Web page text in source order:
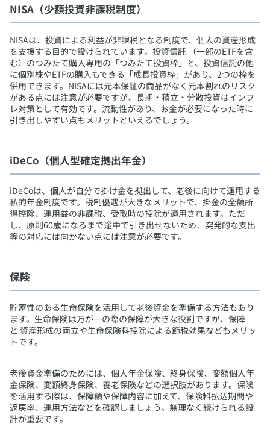
​NISA（少額投資非課税制度）
​NISAは、投資による利益が非課税となる制度で、個人の資産形成
を支援する目的で設けられています。投資信託 （一部のETFを含
む）のつみたて購入専用の「つみたて投資枠」と、投資信託の他
に個別株やETFの購入もできる「成長投資枠」があり、2つの枠を
併用できます。NISAには元本保証の商品がなく元本割れのリスク
がある点には注意が必要ですが、長期・積立・分散投資はインフ
レ対策として有効です。流動性があり、お金が必要になった時に
引き出しやすい点もメリットといえるでしょう。
​iDeCo（個人型確定拠出年金）
​iDeCoは、個人が自分で掛け金を拠出して、老後に向けて運用する
私的年金制度です。税制優遇が大きなメリットで、掛金の全額所
得控除、運用益の非課税、受取時の控除が適用されます。ただ
し、原則60歳になるまで途中で引き出せないため、突発的な支出
等の対応には向かない点には注意が必要です。
​保険
​貯蓄性のある生命保険を活用して老後資金を準備する方法もあり
ます。生命保険は万が一の際の保障が大きな役割ですが、保障
と 資産形成の両立や生命保険料控除による節税効果などもメリッ
トです。
老後資金準備のためには、個人年金保険、終身保険、変額個人年
金保険、変額終身保険、養老保険などの選択肢があります。保険
を活用する際は、保障額や保障内容に加えて、保険料払込期間や
返戻率、運用方法などを確認しましょう。無理なく続けられる設
計が重要です。